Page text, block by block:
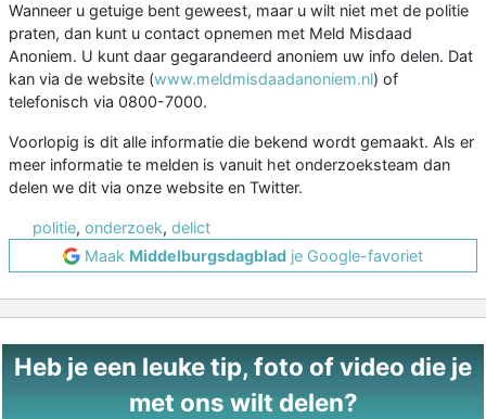
Wanneer u getuige bent geweest, maar u wilt niet met de politie
praten, dan kunt u contact opnemen met Meld Misdaad
Anoniem. U kunt daar gegarandeerd anoniem uw info delen. Dat
kan via de website (www.meldmisdaadanoniem.nl) of
telefonisch via 0800-7000.
Voorlopig is dit alle informatie die bekend wordt gemaakt. Als er
meer informatie te melden is vanuit het onderzoeksteam dan
delen we dit via onze website en Twitter.
politie, onderzoek, delict
Maak Middelburgsdagblad je Google-favoriet
Heb je een leuke tip, foto of video die je
met ons wilt delen?